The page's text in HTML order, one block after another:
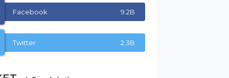
Facebook 9.2B
Twitter 2.3B